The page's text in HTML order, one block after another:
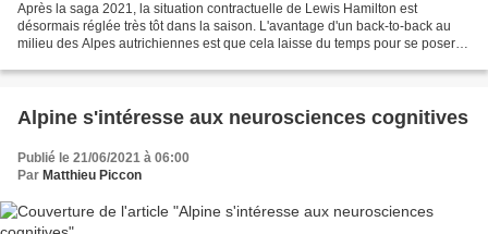
Après la saga 2021, la situation contractuelle de Lewis Hamilton est
désormais réglée très tôt dans la saison. L'avantage d'un back-to-back au
milieu des Alpes autrichiennes est que cela laisse du temps pour se poser et
Alpine s'intéresse aux neurosciences cognitives
Publié le 21/06/2021 à 06:00
Par Matthieu Piccon